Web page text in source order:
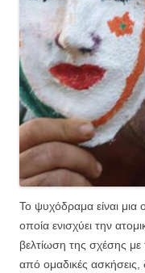
Το ψυχόδραμα είναι μια
οποία ενισχύει την
βελτίωση της σχέσης
από ομαδικές ασκήσεις,